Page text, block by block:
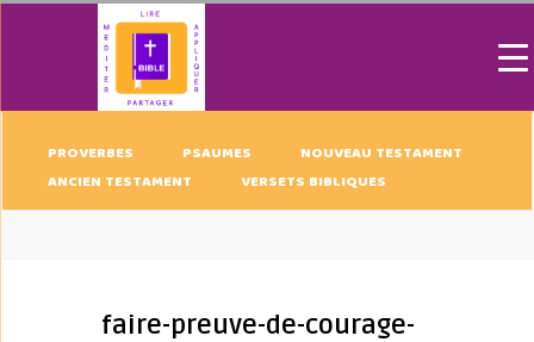
PROVERBES PSAUMES
NOUVEAU TESTAMENT
ANCIEN TESTAMENT
VERSETS BIBLIQUES
faire-preuve-de-courage-